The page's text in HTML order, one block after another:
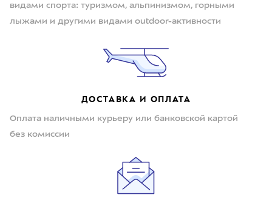
видами спорта: туризмом, альпинизмом, горными
лыжами и другими видами outdoor-активности
ДОСТАВКА И ОПЛАТА
Оплата наличными курьеру или банковской картой
без комиссии